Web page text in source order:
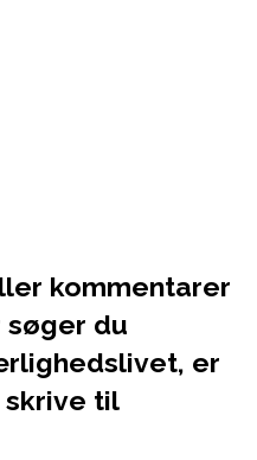
kommentarer
du
er
skrive til